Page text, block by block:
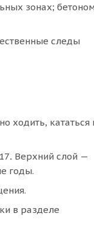
зонах;
следы
ходить, кататься
. Верхний слой —
годы.
в разделе